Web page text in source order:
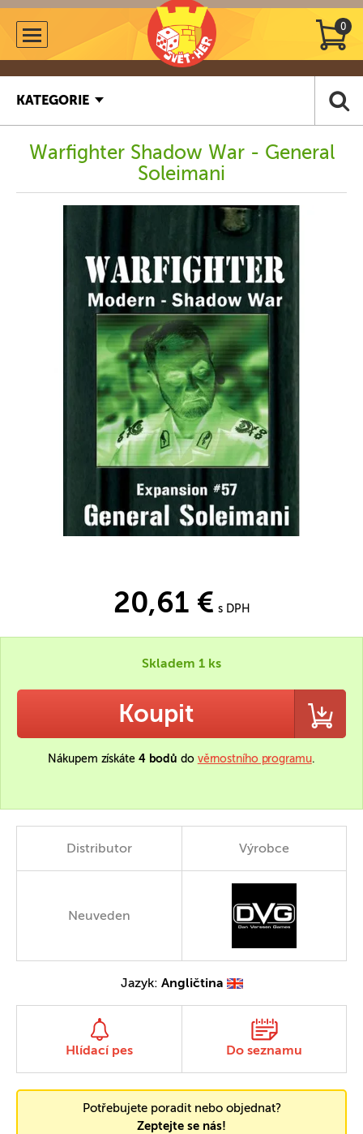
0
KATEGORIE
Warfighter Shadow War - General
Soleimani
20,61 € s DPH
Skladem 1 ks
Koupit
Nákupem získáte 4 bodů do věrnostního programu.
Distributor Výrobce
Neuveden
Jazyk: Angličtina
Hlídací pes Do seznamu
Potřebujete poradit nebo objednat?
Zeptejte se nás!